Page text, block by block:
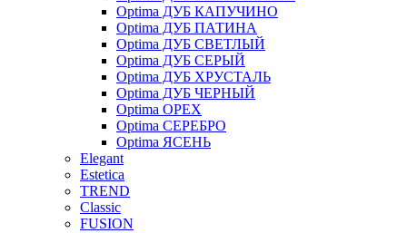
Optima ДУБ КАПУЧИНО
Optima ДУБ ПАТИНА
Optima ДУБ СВЕТЛЫЙ
Optima ДУБ СЕРЫЙ
Optima ДУБ ХРУСТАЛЬ
Optima ДУБ ЧЕРНЫЙ
Optima ОРЕХ
Optima СЕРЕБРО
Optima ЯСЕНЬ
Elegant
Estetica
TREND
Classic
FUSION